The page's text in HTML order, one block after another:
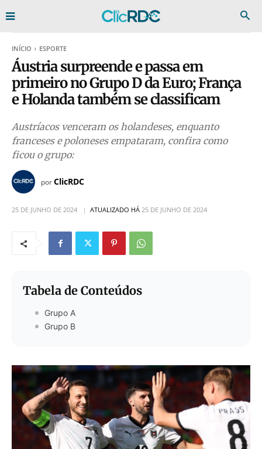
INÍCIO ESPORTE
Áustria surpreende e passa em
primeiro no Grupo D da Euro; França
e Holanda também se classificam
Austríacos venceram os holandeses, enquanto
franceses e poloneses empataram, confira como
ficou o grupo:
porClicRDC
25 DE JUNHO DE 2024 ATUALIZADO HÁ 25 DE JUNHO DE 2024
Tabela de Conteúdos
Grupo A
Grupo B